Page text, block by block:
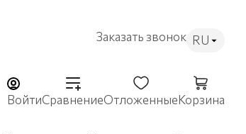
Заказать звонок RU
ВойтиСравнениеОтложенныеКорзина